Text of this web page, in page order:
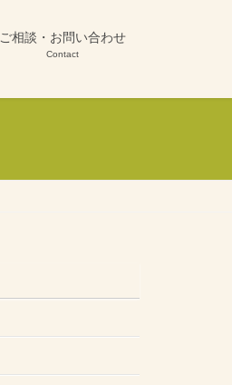
ご相談・お問い合わせ
Contact